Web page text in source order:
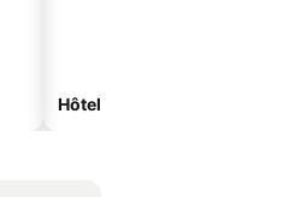
Hôtels spa